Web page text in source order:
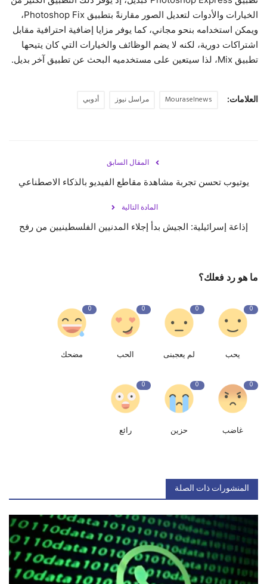
الخيارات والأدوات لتعديل الصور مقارنةً بتطبيق Photoshop Fix،
ويمكن استخدامه بنحو مجاني، كما يوفر مزايا إضافية احترافية مقابل
اشتراكات دورية، لكنه لا يضم الوظائف والخيارات التي كان يتيحها
تطبيق Mix، لذا سيتعين على مستخدميه البحث عن تطبيق آخر بديل.
العلامات: Mouraselnews مراسل نيوز أدوبي
المقال السابق
يوتيوب تحسن تجربة مشاهدة مقاطع الفيديو بالذكاء الاصطناعي
المادة التالية
إذاعة إسرائيلية: الجيش بدأ إجلاء المدنيين الفلسطينيين من رفح
ما هو رد فعلك؟
0
يحب
0
لم يعجبنى
0
الحب
0
مضحك
0
غاضب
0
حزين
0
رائع
المنشورات ذات الصلة